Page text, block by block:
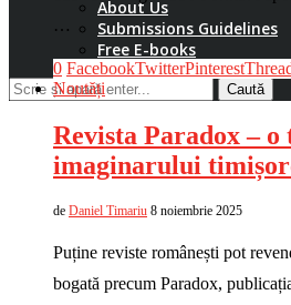
About Us
Submissions Guidelines
Free E-books
Caută
…
0 FacebookTwitterPinterest
Noutăți
Revista Paradox –
imaginarului
de Daniel Timariu 8 noiembrie 2025
Puține reviste românești pot
bogată precum Paradox,